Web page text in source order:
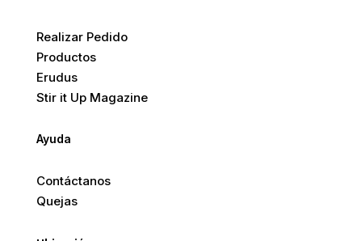
Realizar Pedido
Productos
Erudus
Stir it Up Magazine
Ayuda
Contáctanos
Quejas